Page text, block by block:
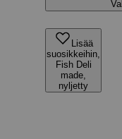
Lisää
suosikkeihin,
Fish Deli
made,
nyljetty